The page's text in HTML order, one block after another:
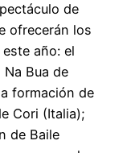
de
ofrecerán los
año: el
Bua de
formación de
Cori (Italia);
de Baile